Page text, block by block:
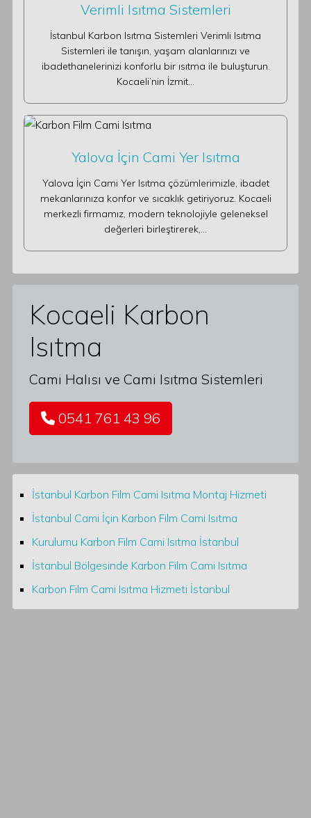
Verimli Isıtma Sistemleri
İstanbul Karbon Isıtma Sistemleri Verimli Isıtma
Sistemleri ile tanışın, yaşam alanlarınızı ve
ibadethanelerinizi konforlu bir ısıtma ile buluşturun.
Kocaeli’nin İzmit…
Yalova İçin Cami Yer Isıtma
Yalova İçin Cami Yer Isıtma çözümlerimizle, ibadet
mekanlarınıza konfor ve sıcaklık getiriyoruz. Kocaeli
merkezli firmamız, modern teknolojiyle geleneksel
değerleri birleştirerek,…
Kocaeli Karbon
Isıtma
Cami Halısı ve Cami Isıtma Sistemleri
0541 761 43 96
İstanbul Karbon Film Cami Isıtma Montaj Hizmeti
İstanbul Cami İçin Karbon Film Cami Isıtma
Kurulumu Karbon Film Cami Isıtma İstanbul
İstanbul Bölgesinde Karbon Film Cami Isıtma
Karbon Film Cami Isıtma Hizmeti İstanbul